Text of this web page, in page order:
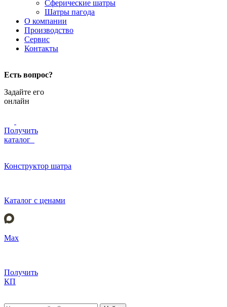
Сферические шатры
Шатры пагода
О компании
Производство
Сервис
Контакты
Есть вопрос?
Задайте его
онлайн
Получить
каталог
Конструктор шатра
Каталог с ценами
Max
Получить
КП